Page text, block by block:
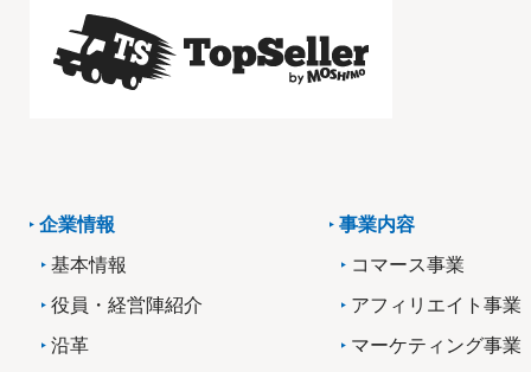
企業情報
基本情報
役員・経営陣紹介
沿革
事業内容
コマース事業
アフィリエイト事業
マーケティング事業